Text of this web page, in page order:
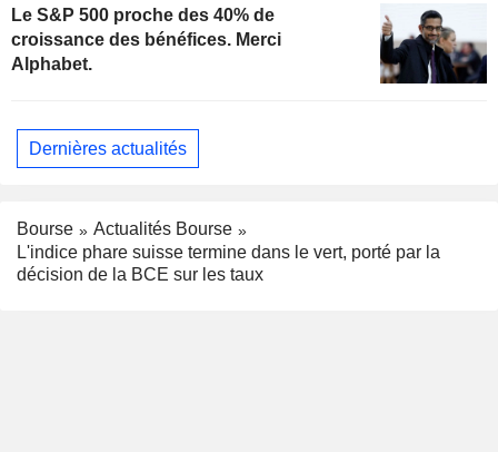
Le S&P 500 proche des 40% de
croissance des bénéfices. Merci
Alphabet.
Dernières actualités
Bourse
Actualités Bourse
L'indice phare suisse termine dans le vert, porté par la
décision de la BCE sur les taux